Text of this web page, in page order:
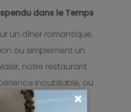
dans le Temps
un dîner romantique,
ou simplement un
notre restaurant
inoubliable, où
lieux se marie à×